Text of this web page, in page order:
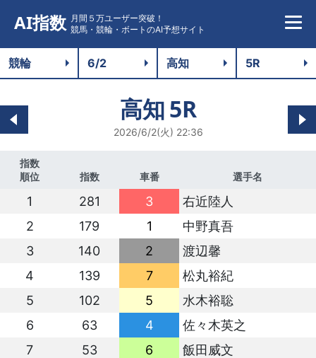
AI指数 月間５万ユーザー突破！
競馬・競輪・ボートのAI予想サイト
高知5R
2026/6/2(火) 22:36
指数
順位
指数 車番 選手名
1 281 3
右近陸人
2
179 1
中野真吾
3
140 2
渡辺馨
4
139 7
松丸裕紀
5
102 5
水木裕聡
6
63 4
佐々木英之
7
53 6 飯田威文